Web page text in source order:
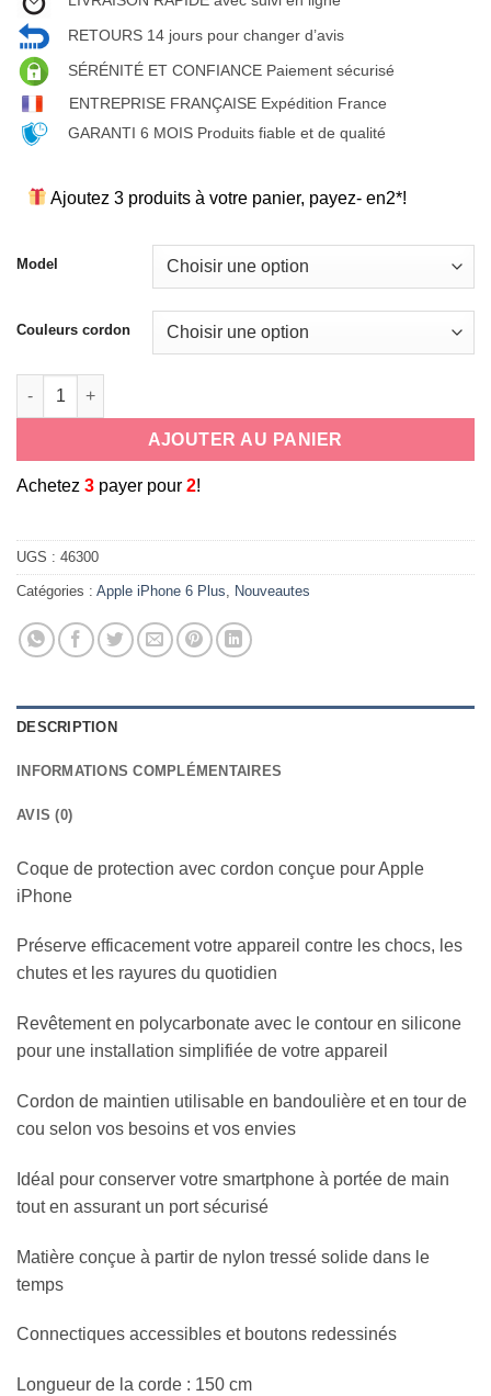
RETOURS 14 jours pour changer d’avis
SÉRÉNITÉ ET CONFIANCE Paiement sécurisé
ENTREPRISE FRANÇAISE Expédition France
GARANTI 6 MOIS Produits fiable et de qualité
Ajoutez 3 produits à votre panier, payez- en2*!
Model
Couleurs cordon
quantité de coque cordon tour de cou/bandouliere pour Apple
AJOUTER AU PANIER
Achetez 3 payer pour 2!
UGS : 46300
Catégories : Apple iPhone 6 Plus Nouveautes
DESCRIPTION
INFORMATIONS COMPLÉMENTAIRES
AVIS (0)
Coque de protection avec cordon conçue pour Apple
iPhone
Préserve efficacement votre appareil contre les chocs, les
chutes et les rayures du quotidien
Revêtement en polycarbonate avec le contour en silicone
pour une installation simplifiée de votre appareil
Cordon de maintien utilisable en bandoulière et en tour de
cou selon vos besoins et vos envies
Idéal pour conserver votre smartphone à portée de main
tout en assurant un port sécurisé
Matière conçue à partir de nylon tressé solide dans le
temps
Connectiques accessibles et boutons redessinés
Longueur de la corde : 150 cm